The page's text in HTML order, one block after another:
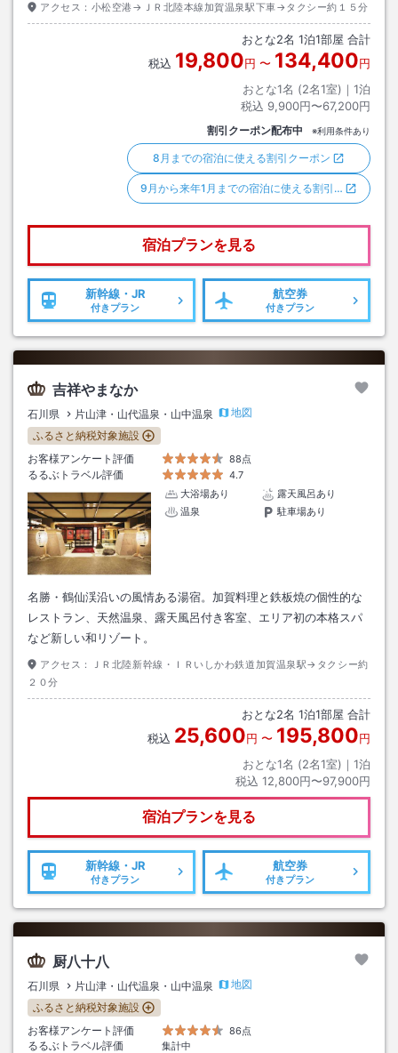
アクセス： 小松空港→ＪＲ北陸本線加賀温泉駅下車→タクシー約１５分
おとな2名 1泊1部屋 合計
税込 19,800円 〜 134,400円
おとな1名 (2名1室)｜ 1泊
税込 9,900円〜67,200円
割引クーポン配布中 ※利用条件あり
8月までの宿泊に使える割引クーポン
9月から来年1月までの宿泊に使える割引…
宿泊プランを見る
新幹線・JR
付きプラン
航空券
付きプラン
吉祥やまなか
石川県 片山津・山代温泉・山中温泉
地図
ふるさと納税対象施設
お客様アンケート評価
88点
るるぶトラベル評価
4.7
大浴場あり
露天風呂あり
温泉
駐車場あり
名勝・鶴仙渓沿いの風情ある湯宿。加賀料理と鉄板焼の個性的な
レストラン、天然温泉、露天風呂付き客室、エリア初の本格スパ
など新しい和リゾート。
アクセス：
ＪＲ北陸新幹線・ＩＲいしかわ鉄道加賀温泉駅→タクシー約
２０分
おとな2名 1泊1部屋 合計
税込 25,600円 〜 195,800円
おとな1名 (2名1室)｜ 1泊
税込 12,800円〜97,900円
宿泊プランを見る
新幹線・JR
付きプラン
航空券
付きプラン
厨八十八
石川県 片山津・山代温泉・山中温泉
地図
ふるさと納税対象施設
お客様アンケート評価
86点
るるぶトラベル評価
集計中